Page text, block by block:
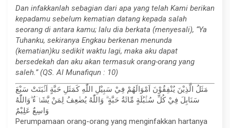
Dan infakkanlah sebagian dari apa yang telah Kami berikan
kepadamu sebelum kematian datang kepada salah
seorang di antara kamu; lalu dia berkata (menyesali), “Ya
Tuhanku, sekiranya Engkau berkenan menunda
(kematian)ku sedikit waktu lagi, maka aku dapat
bersedekah dan aku akan termasuk orang-orang yang
saleh.” (QS. Al Munafiqun : 10)
مَثَلُ الَّذِيْنَ يُنْفِقُوْنَ اَمْوَالَهُمْ فِيْ سَبِيْلِ اللّٰهِ كَمَثَلِ حَبَّةٍ اَنْۢبَتَتْ سَبْعَ
سَنَابِلَ فِيْ كُلِّ سُنْۢبُلَةٍ مِّائَةُ حَبَّةٍ ۗ وَاللّٰهُ يُضٰعِفُ لِمَنْ يَّشَاۤءُ ۗوَاللّٰهُ
وَاسِعٌ عَلِيْمٌ
Perumpamaan orang-orang yang menginfakkan hartanya